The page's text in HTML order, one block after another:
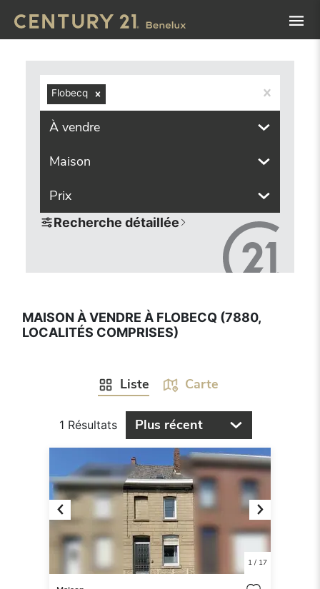
Flobecq
À vendre
Maison
Prix
Recherche détaillée
MAISON À VENDRE À FLOBECQ (7880,
LOCALITÉS COMPRISES)
Liste Carte
1 Résultats Plus récent
Previous Next
1/ 17